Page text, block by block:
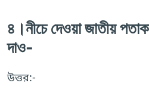
৪।নীচে দেওয়া জাতীয়
দাও-
উত্তর:-